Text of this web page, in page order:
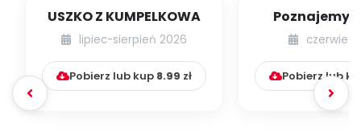
USZKO Z KUMPELKOWA
lipiec-sierpień 2026
Pobierz lub kup 8.99 zł
Poznajemy
czerwiec
Pobierz lub